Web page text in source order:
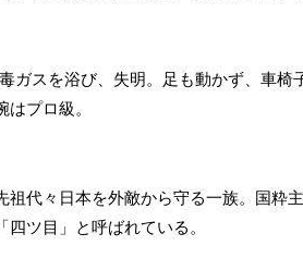
ガスを浴び、失明。足も動かず、車椅
プロ級。
代々日本を外敵から守る一族。国粋
ツ目」と呼ばれている。